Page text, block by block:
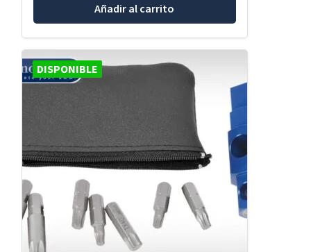
Añadir al carrito
DISPONIBLE